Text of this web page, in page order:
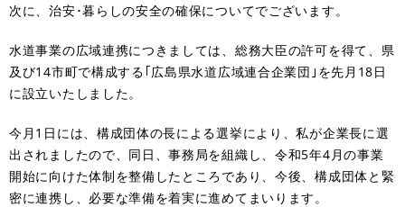
次に、治安･暮らしの安全の確保についてでございます。
水道事業の広域連携につきましては、総務大臣の許可を得て、県
及び14市町で構成する｢広島県水道広域連合企業団｣を先月18日
に設立いたしました。
今月1日には、構成団体の長による選挙により、私が企業長に選
出されましたので、同日、事務局を組織し、令和5年4月の事業
開始に向けた体制を整備したところであり、今後、構成団体と緊
密に連携し、必要な準備を着実に進めてまいります。